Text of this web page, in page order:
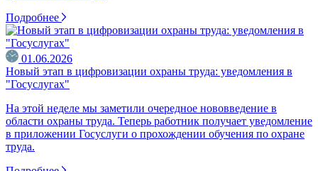
Подробнее
01.06.2026
Новый этап в цифровизации охраны труда: уведомления в
"Госуслугах"
На этой неделе мы заметили очередное нововведение в
области охраны труда. Теперь работник получает уведомление
в приложении Госуслуги о прохождении обучения по охране
труда.